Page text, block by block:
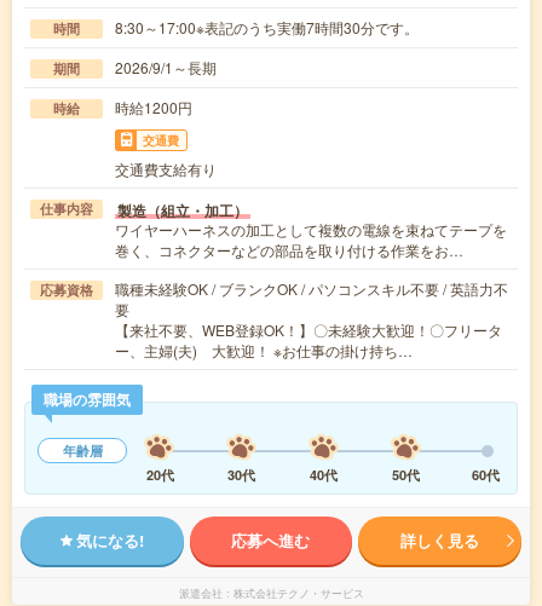
時間 8:30～17:00※表記のうち実働7時間30分です。
期間 2026/9/1～長期
時給 時給1200円
交通費
交通費支給有り
仕事内容 製造（組立・加工）
ワイヤーハーネスの加工として複数の電線を束ねてテープを
巻く、コネクターなどの部品を取り付ける作業をお…
応募資格
職種未経験OK / ブランクOK / パソコンスキル不要 / 英語力不
要
【来社不要、WEB登録OK！】〇未経験大歓迎！〇フリータ
ー、主婦(夫) 大歓迎！ ※お仕事の掛け持ち…
職場の雰囲気
年齢層
20代
30代 40代 50代 60代
気になる! 応募へ進む 詳しく見る
派遣会社 株式会社テクノ・サービス